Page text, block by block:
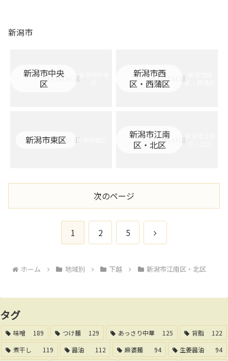
新潟市
新潟市中央
区
新潟市中央
新潟市西
区・西蒲区
区・西蒲区
新潟市東区 新潟市東区
新潟市江南
区・北区
新潟市江南
次のページ
1 2 5
次
ホーム 地域別 下越 新潟市江南区・北区
タグ
味噌 189 つけ麺 129 あっさり中華 125 背脂
122
煮干し
119 醤油 112 麻婆麺 94 生姜醤油
94